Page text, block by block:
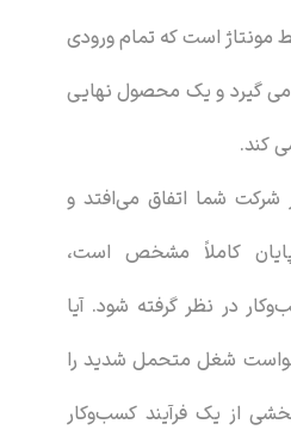
مونتاژ است که تمام ورودی
می گیرد و یک محصول نهایی
کند.
شما اتفاق می‌افتد و
کاملاً مشخص است،
در نظر گرفته شود. آیا
شغل متحمل شدید را
از یک فرآیند کسب‌وکار